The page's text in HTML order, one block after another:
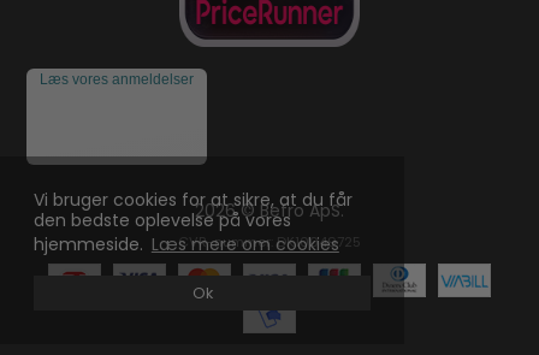
Vi bruger cookies for at sikre, at du får
den bedste oplevelse på vores
hjemmeside. Læs mere om cookies
Ok
Læs vores anmeldelser
2026 © Befro ApS.
CVR-nummer: DK10049725